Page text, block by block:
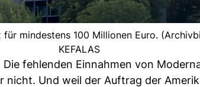
mindestens 100 Millionen Euro.
KEFALAS
fehlenden Einnahmen von
nicht. Und weil der Auftrag der